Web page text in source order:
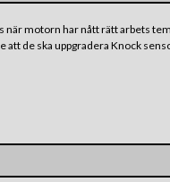
när motorn har nått rätt arbets
att de ska uppgradera Knock